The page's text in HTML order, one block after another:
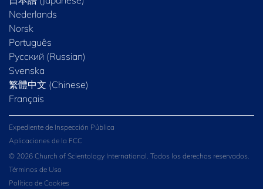
Nederlands
Norsk
Português
Русский (Russian)
Svenska
繁體中文 (Chinese)
Français
Expediente de Inspección Pública
Aplicaciones de la FCC
© 2026 Church of Scientology International. Todos los derechos reservados.
Términos de Uso
Política de Cookies